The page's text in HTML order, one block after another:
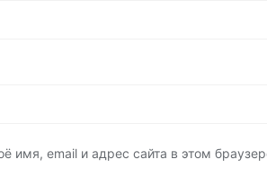
имя, email и адрес сайта в этом